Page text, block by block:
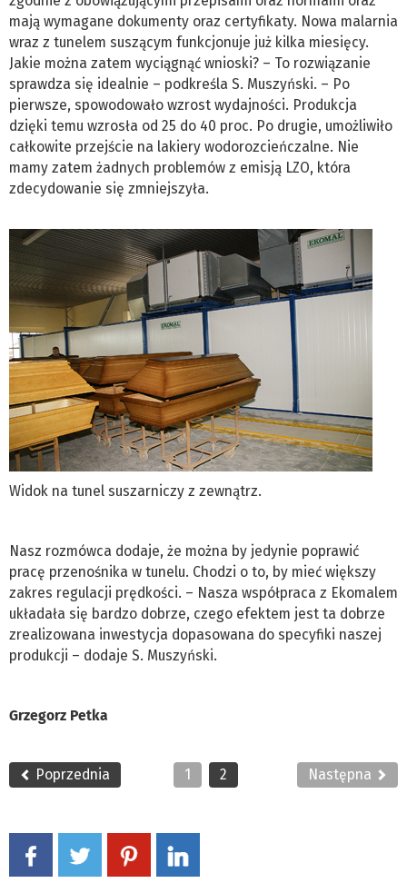
mają wymagane dokumenty oraz certyfikaty. Nowa malarnia
wraz z tunelem suszącym funkcjonuje już kilka miesięcy.
Jakie można zatem wyciągnąć wnioski? – To rozwiązanie
sprawdza się idealnie – podkreśla S. Muszyński. – Po
pierwsze, spowodowało wzrost wydajności. Produkcja
dzięki temu wzrosła od 25 do 40 proc. Po drugie, umożliwiło
całkowite przejście na lakiery wodorozcieńczalne. Nie
mamy zatem żadnych problemów z emisją LZO, która
zdecydowanie się zmniejszyła.
Widok na tunel suszarniczy z zewnątrz.
Nasz rozmówca dodaje, że można by jedynie poprawić
pracę przenośnika w tunelu. Chodzi o to, by mieć większy
zakres regulacji prędkości. – Nasza współpraca z Ekomalem
układała się bardzo dobrze, czego efektem jest ta dobrze
zrealizowana inwestycja dopasowana do specyfiki naszej
produkcji – dodaje S. Muszyński.
Grzegorz Petka
Poprzednia 1 2 Następna